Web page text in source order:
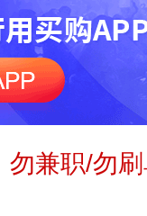
勿兼职/勿